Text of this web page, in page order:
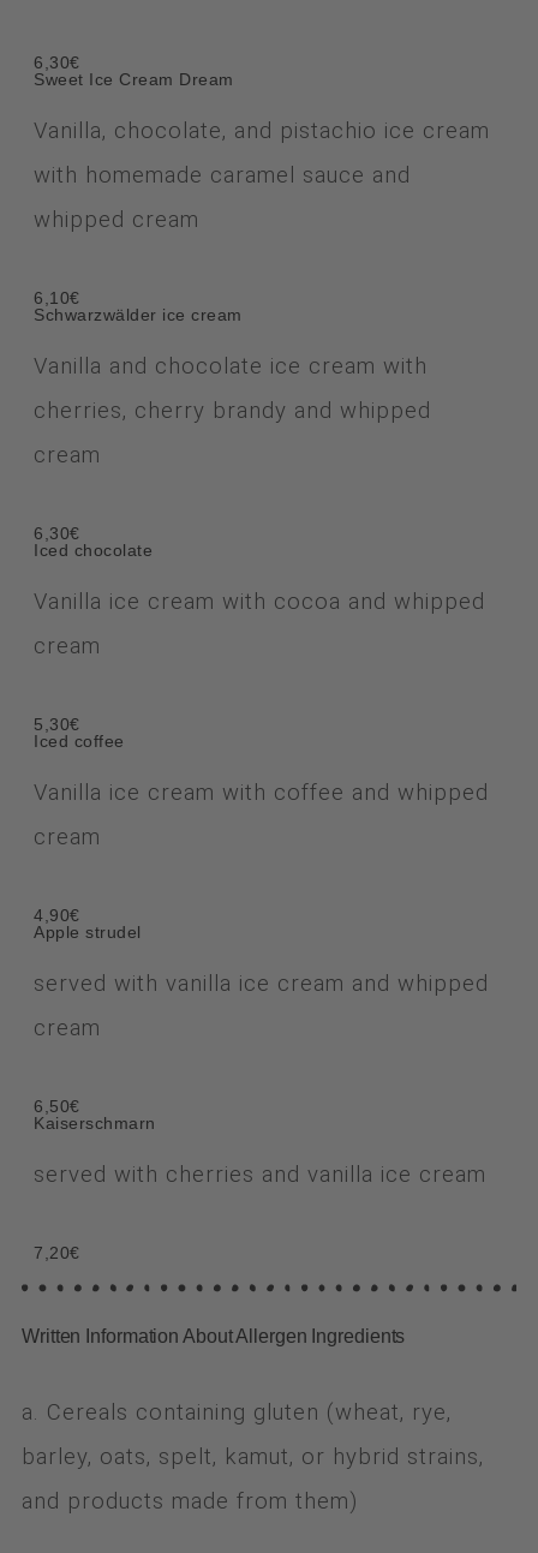
6,30€
Sweet Ice Cream Dream
Vanilla, chocolate, and pistachio ice cream
with homemade caramel sauce and
whipped cream
6,10€
Schwarzwälder ice cream
Vanilla and chocolate ice cream with
cherries, cherry brandy and whipped
cream
6,30€
Iced chocolate
Vanilla ice cream with cocoa and whipped
cream
5,30€
Iced coffee
Vanilla ice cream with coffee and whipped
cream
4,90€
Apple strudel
served with vanilla ice cream and whipped
cream
6,50€
Kaiserschmarn
served with cherries and vanilla ice cream
7,20€
Written Information About Allergen Ingredients
a. Cereals containing gluten (wheat, rye,
barley, oats, spelt, kamut, or hybrid strains,
and products made from them)